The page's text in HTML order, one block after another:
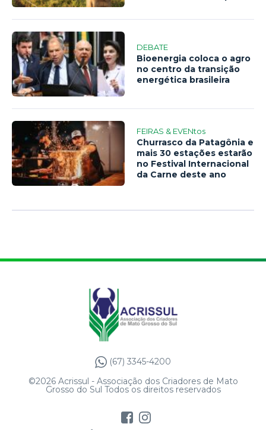
DEBATE
Bioenergia coloca o agro
no centro da transição
energética brasileira
FEIRAS & EVENtos
Churrasco da Patagônia e
mais 30 estações estarão
no Festival Internacional
da Carne deste ano
(67) 3345-4200
©2026 Acrissul - Associação dos Criadores de Mato
Grosso do Sul Todos os direitos reservados